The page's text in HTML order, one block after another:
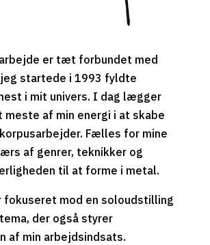
er tæt forbundet med
jeg startede i 1993 ­fyldte
i mit univers. I dag lægger
meste af min energi i at skabe
Fælles for mine
af genrer, teknikker og
til at forme i metal.
fokuseret mod en soloudstilling
der også styrer
af min arbejdsindsats.